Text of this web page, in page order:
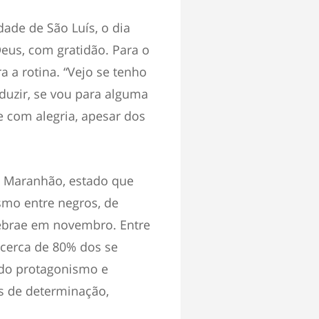
de São Luís, o dia
com gratidão. Para o
a rotina. “Vejo se tenho
se vou para alguma
alegria, apesar dos
estado que
entre negros, de
em novembro. Entre
de 80% dos se
protagonismo e
de determinação,